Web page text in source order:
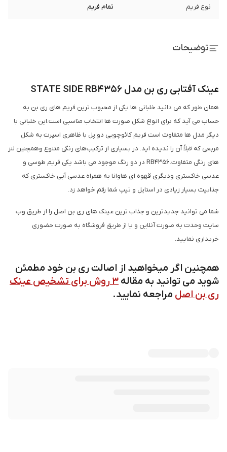
نوع فریم تمام فریم
توضیحات
عینک آفتابی ری بن مدل STATE SIDE RB4356
همان طور که می دانید خلبانی ها یکی از محبوب ترین فریم های ری بن به
حساب می آید که برای انواع شکل صورت ها انتخاب مناسبی است.این خلبانی با
دیگر مدل ها متفاوت است فریم کائوچویی دو پل با ظاهری اسپرت به شکل
مربعی که قبلاً آن را ندیده اید. در بسیاری از ترکیب‌های رنگی متنوع وهمچنین لنز
های رنگی متفاوت.RB4356 در دو رنگ موجود می باشد یکی فریم طوسی و
عدسی خاکستری ودیگری قهوه ای هاوانا به همراه عدسی آبی خاکستری که
جذابیت بسیار زیادی در استایل و تیپ شما رقم خواهد زد.
شما می توانید جدیدترین و جذاب ترین عینک های ری بن اصل را از طریق وب
سایت وحدت به صورت آنلاین و یا از طریق فروشگاه به صورت حضوری
خریداری نمایید.
همچنین اگر میخواهید از اصالت ری بن خود مطمئن
شوید می توانید به مقاله
3 روش برای تشخیص عینک
ری بن اصل مراجعه نمایید.